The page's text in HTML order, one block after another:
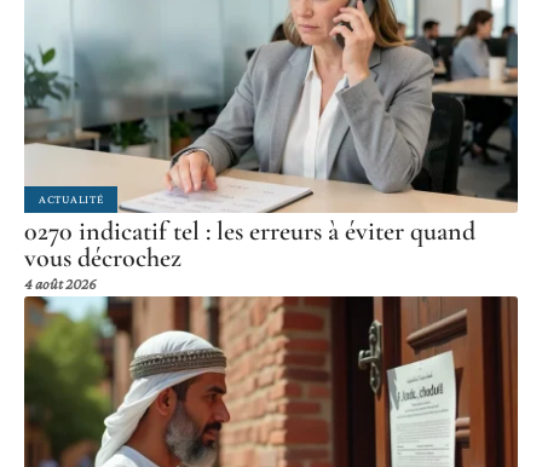
ACTUALITÉ
0270 indicatif tel : les erreurs à éviter quand
vous décrochez
4 août 2026